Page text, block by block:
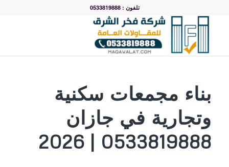
تلفون : 0533819888
بناء مجمعات سكنية
وتجارية في جازان
0533819888 | 2026